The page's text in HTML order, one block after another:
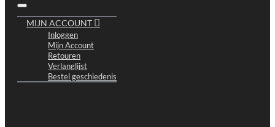
MIJN ACCOUNT
Inloggen
Mijn Account
Retouren
Verlanglijst
Bestel geschiedenis